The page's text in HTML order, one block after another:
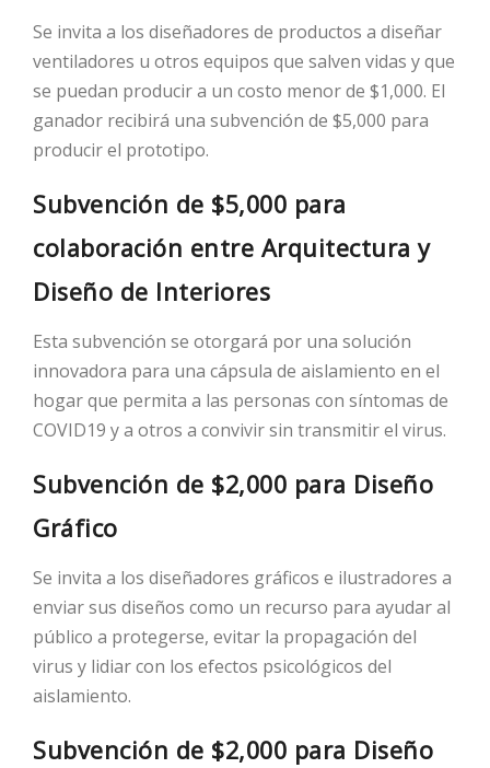
Se invita a los diseñadores de productos a diseñar
ventiladores u otros equipos que salven vidas y que
se puedan producir a un costo menor de $1,000. El
ganador recibirá una subvención de $5,000 para
producir el prototipo.
Subvención de $5,000 para
colaboración entre Arquitectura y
Diseño de Interiores
Esta subvención se otorgará por una solución
innovadora para una cápsula de aislamiento en el
hogar que permita a las personas con síntomas de
COVID19 y a otros a convivir sin transmitir el virus.
Subvención de $2,000 para Diseño
Gráfico
Se invita a los diseñadores gráficos e ilustradores a
enviar sus diseños como un recurso para ayudar al
público a protegerse, evitar la propagación del
virus y lidiar con los efectos psicológicos del
aislamiento.
Subvención de $2,000 para Diseño